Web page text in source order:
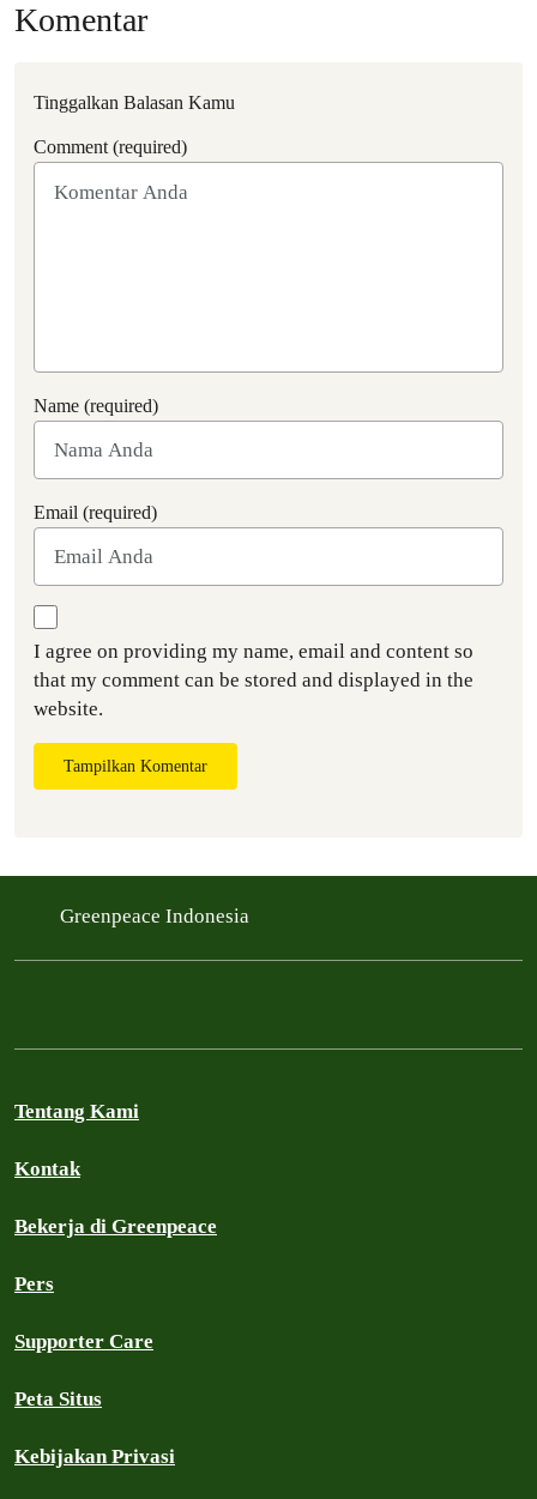
Komentar
Tinggalkan Balasan Kamu
Comment (required)
Name (required)
Email (required)
I agree on providing my name, email and content so
that my comment can be stored and displayed in the
website.
Tampilkan Komentar
Greenpeace Indonesia
Tentang Kami
Kontak
Bekerja di Greenpeace
Pers
Supporter Care
Peta Situs
Kebijakan Privasi